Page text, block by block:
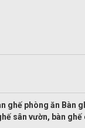
ghế phòng ăn Bàn
sân vườn, bàn